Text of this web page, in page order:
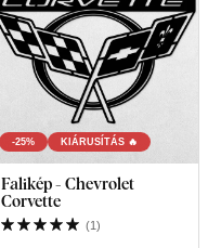
-25% KIÁRUSÍTÁS 🔥
Falikép - Chevrolet
Corvette
(1)